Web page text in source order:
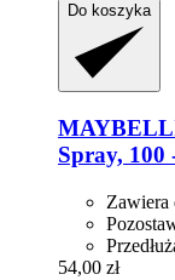
Do koszyka
Spray, 100
Zawiera
54,00 zł